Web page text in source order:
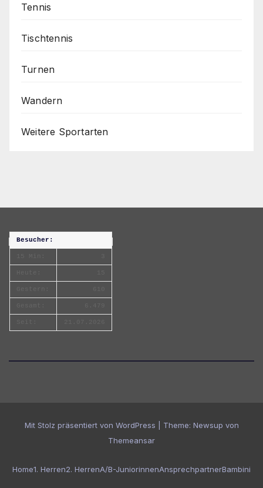
Tennis
Tischtennis
Turnen
Wandern
Weitere Sportarten
Besucher:
Mit Stolz präsentiert von WordPress Theme: Newsup von
Themeansar
Home1. Herren2. HerrenA/B-JuniorinnenAnsprechpartnerBambini